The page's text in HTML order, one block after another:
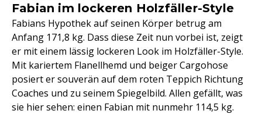
Fabian im lockeren Holzfäller-Style
Fabians Hypothek auf seinen Körper betrug am
Anfang 171,8 kg. Dass diese Zeit nun vorbei ist, zeigt
er mit einem lässig lockeren Look im Holzfäller-Style.
Mit kariertem Flanellhemd und beiger Cargohose
posiert er souverän auf dem roten Teppich Richtung
Coaches und zu seinem Spiegelbild. Allen gefällt, was
sie hier sehen: einen Fabian mit nunmehr 114,5 kg.